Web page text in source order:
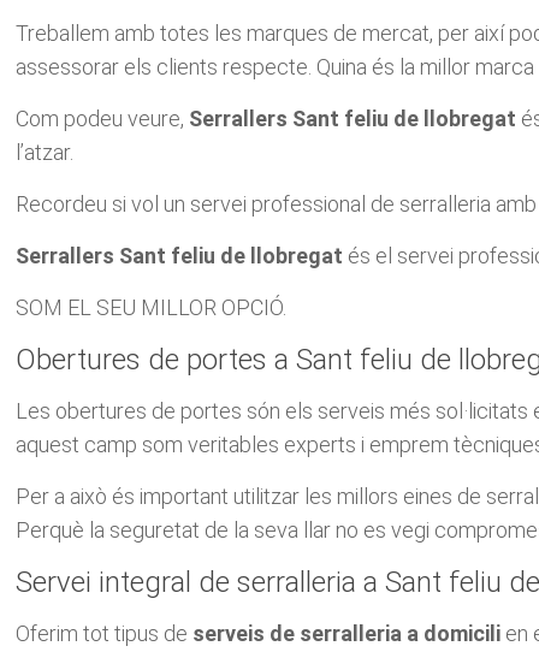
Treballem amb totes les marques de mercat, per així
assessorar els clients respecte. Quina és la millor
Com podeu veure, Serrallers Sant feliu de llobregat
l’atzar.
Recordeu si vol un servei professional de serralleria
Serrallers Sant feliu de llobregat és el servei
SOM EL SEU MILLOR OPCIÓ.
Obertures de portes a Sant feliu de
Les obertures de portes són els serveis més
aquest camp som veritables experts i emprem
Per a això és important utilitzar les millors eines de
Perquè la seguretat de la seva llar no es vegi
Servei integral de serralleria a Sant feliu
Oferim tot tipus de serveis de serralleria a domicili en